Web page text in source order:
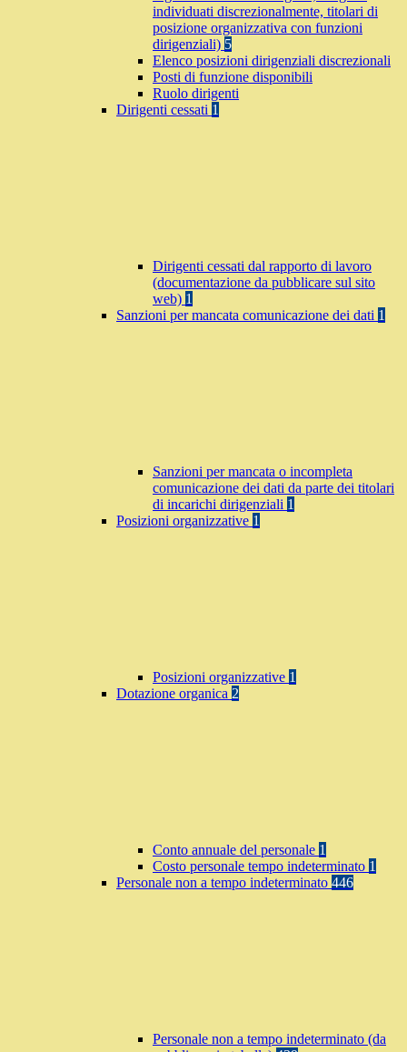
individuati discrezionalmente, titolari di
posizione organizzativa con funzioni
dirigenziali) 5
Elenco posizioni dirigenziali discrezionali
Posti di funzione disponibili
Ruolo dirigenti
Dirigenti cessati 1
Dirigenti cessati dal rapporto di lavoro
(documentazione da pubblicare sul sito
web) 1
Sanzioni per mancata comunicazione dei dati 1
Sanzioni per mancata o incompleta
comunicazione dei dati da parte dei titolari
di incarichi dirigenziali 1
Posizioni organizzative 1
Posizioni organizzative 1
Dotazione organica 2
Conto annuale del personale 1
Costo personale tempo indeterminato 1
Personale non a tempo indeterminato 446
Personale non a tempo indeterminato (da